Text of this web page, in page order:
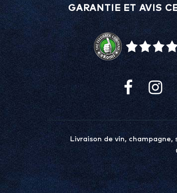
GARANTIE ET AVIS
Livraison de vin, champagne,